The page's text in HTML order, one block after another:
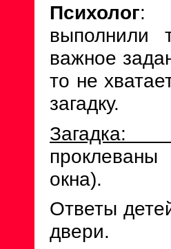
Психолог:
выполнили
важное
то не
загадку.
окна).
Ответы
двери.